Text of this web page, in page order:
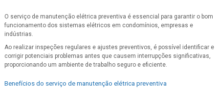
O serviço de manutenção elétrica preventiva é essencial para garantir o bom
funcionamento dos sistemas elétricos em condomínios, empresas e
indústrias.
Ao realizar inspeções regulares e ajustes preventivos, é possível identificar e
corrigir potenciais problemas antes que causem interrupções significativas,
proporcionando um ambiente de trabalho seguro e eficiente.
Benefícios do serviço de manutenção elétrica preventiva